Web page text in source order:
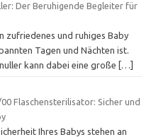
Der Beruhigende Begleiter für
zufriedenes und ruhiges Baby
Tagen und Nächten ist.
kann dabei eine große
[…]
Flaschensterilisator: Sicher und
Ihres Babys stehen an